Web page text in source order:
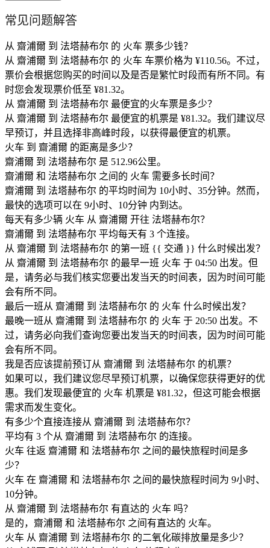
常见问题解答
从 齋浦爾 到 法塔赫布尔 的 火车 票多少钱？
从 齋浦爾 到 法塔赫布尔 的 火车 车票价格为 ¥110.56。不过，
票价会根据您购买的时间以及是否是繁忙时段而有所不同。有
时您会发现票价低至 ¥81.32。
从 齋浦爾 到 法塔赫布尔 最便宜的火车票是多少？
从 齋浦爾 到 法塔赫布尔 最便宜的机票是 ¥81.32。我们建议尽
早预订，并且选择非高峰时段，以获得最便宜的机票。
火车 到 齋浦爾 的距离是多少？
齋浦爾 到 法塔赫布尔 是 512.96公里。
齋浦爾 和 法塔赫布尔 之间的 火车 需要多长时间？
齋浦爾 到 法塔赫布尔 的平均时间为 10小时、35分钟。然而，
最快的选项可以在 9小时、10分钟 内到达。
每天有多少辆 火车 从 齋浦爾 开往 法塔赫布尔？
齋浦爾 到 法塔赫布尔 平均每天有 3 个连接。
从 齋浦爾 到 法塔赫布尔 的第一班 {{ 交通 }} 什么时候出发？
从 齋浦爾 到 法塔赫布尔 的最早一班 火车 于 04:50 出发。但
是，请务必与我们核实您要出发当天的时间表，因为时间可能
会有所不同。
最后一班从 齋浦爾 到 法塔赫布尔 的 火车 什么时候出发？
最晚一班从 齋浦爾 到 法塔赫布尔 的 火车 于 20:50 出发。不
过，请务必向我们查询您要出发当天的时间表，因为时间可能
会有所不同。
我是否应该提前预订从 齋浦爾 到 法塔赫布尔 的机票？
如果可以，我们建议您尽早预订机票，以确保您获得更好的优
惠。我们发现最便宜的 火车 机票是 ¥81.32，但这可能会根据
需求而发生变化。
有多少个直接连接从 齋浦爾 到 法塔赫布尔？
平均有 3 个从 齋浦爾 到 法塔赫布尔 的连接。
火车 往返 齋浦爾 和 法塔赫布尔 之间的最快旅程时间是多
少？
火车 在 齋浦爾 和 法塔赫布尔 之间的最快旅程时间为 9小时、
10分钟。
从 齋浦爾 到 法塔赫布尔 有直达的 火车 吗？
是的，齋浦爾 和 法塔赫布尔 之间有直达的 火车。
火车 从 齋浦爾 到 法塔赫布尔 的二氧化碳排放量是多少？